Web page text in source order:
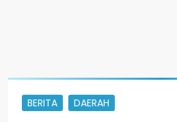
BERITA DAERAH